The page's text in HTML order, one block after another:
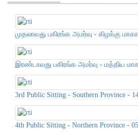
முதலாவது பகிரங்க அமர்வு - கிழக்கு
இரண்டாவது பகிரங்க அமர்வு - மத்திய
3rd Public Sitting - Southern Province -
4th Public Sitting - Northern Province -